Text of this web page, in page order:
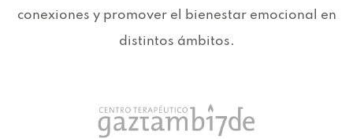
conexiones y promover el bienestar emocional en
distintos ámbitos.